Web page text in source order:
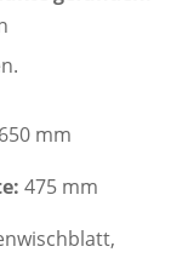
650 mm
475 mm